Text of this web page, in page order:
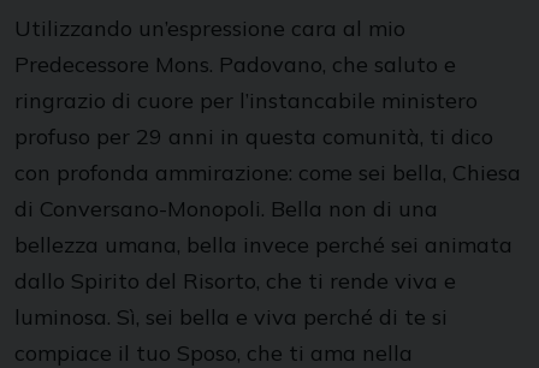
Utilizzando un’espressione cara al mio
Predecessore Mons. Padovano, che saluto e
ringrazio di cuore per l’instancabile ministero
profuso per 29 anni in questa comunità, ti dico
con profonda ammirazione: come sei bella, Chiesa
di Conversano-Monopoli. Bella non di una
bellezza umana, bella invece perché sei animata
dallo Spirito del Risorto, che ti rende viva e
luminosa. Sì, sei bella e viva perché di te si
compiace il tuo Sposo, che ti ama nella